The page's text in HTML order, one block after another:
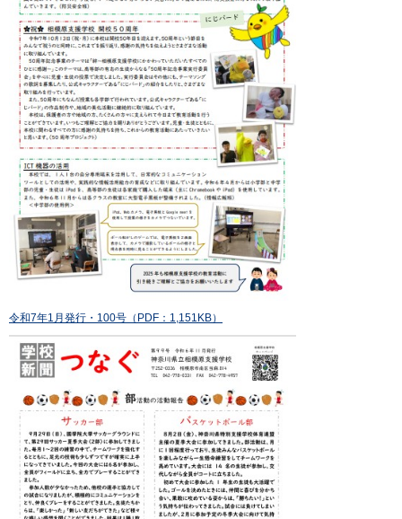
令和7年1月発行・100号（PDF：1,151KB）